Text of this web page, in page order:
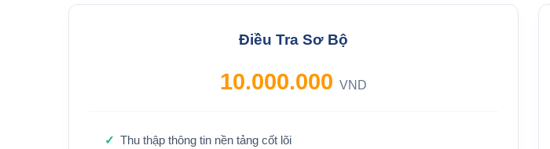
Điều Tra Sơ Bộ
10.000.000 VND
Thu thập thông tin nền tảng cốt lõi